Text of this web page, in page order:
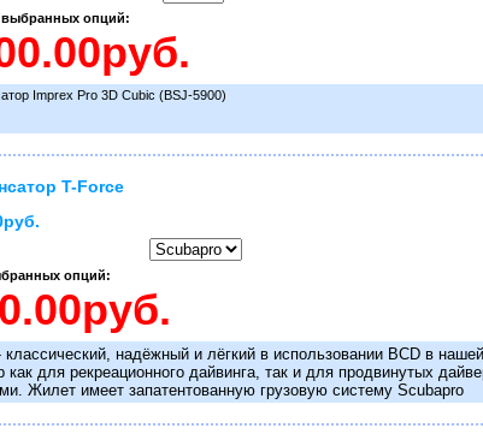
выбранных опций:
Imprex Pro 3D Cubic (BSJ-5900)
T-Force
опций:
надёжный и лёгкий в использовании BCD в
как для рекреационного дайвинга, так и для продвинутых
Жилет имеет запатентованную грузовую систему Scubapro